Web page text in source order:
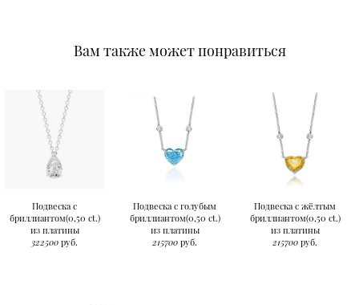
Вам также может понравиться
Подвеска с
бриллиантом(0,50 ct.)
из платины
322500 руб.
Подвеска с голубым
бриллиантом(0,50 ct.)
из платины
215700 руб.
Подвеска с жёлтым
бриллиантом(0,50 ct.)
из платины
215700 руб.